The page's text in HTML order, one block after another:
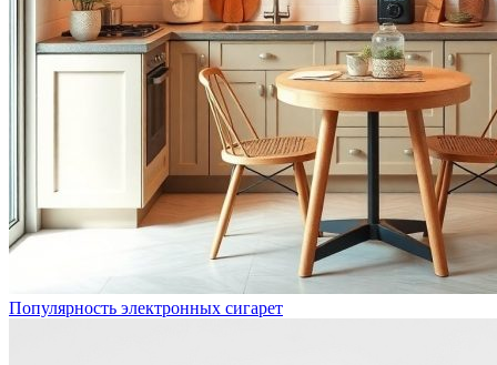
Популярность электронных сигарет